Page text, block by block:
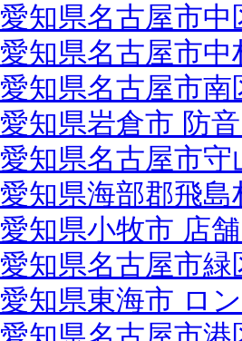
愛知県名古屋市
愛知県名古屋市
愛知県名古屋市
愛知県岩倉市 防
愛知県名古屋市
愛知県海部郡飛
愛知県小牧市 店
愛知県名古屋市
愛知県東海市 ロ